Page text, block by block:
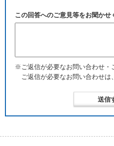
この回答へのご意見等をお聞かせ
※ご返信が必要なお問い合わせ・
ご返信が必要なお問い合わせは、